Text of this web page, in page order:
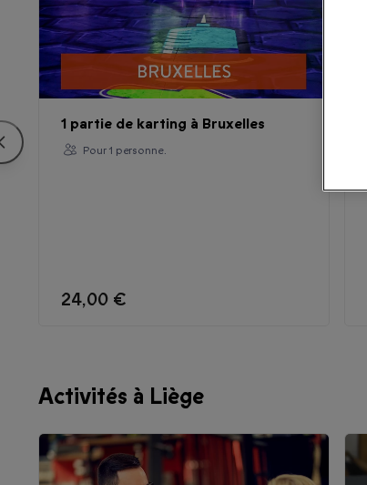
1 partie de karting à Bruxelles
Pour 1 personne.
24,00 €
Activités à Liège